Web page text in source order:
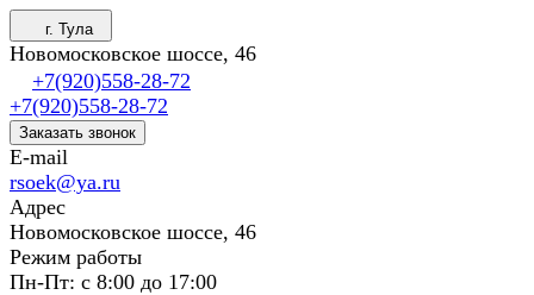
г. Тула
Новомосковское шоссе, 46
+7(920)558-28-72
+7(920)558-28-72
Заказать звонок
E-mail
rsoek@ya.ru
Адрес
Новомосковское шоссе, 46
Режим работы
Пн-Пт: с 8:00 до 17:00